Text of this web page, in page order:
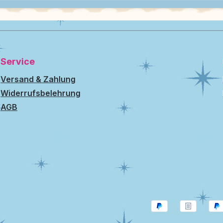
Service
Versand & Zahlung
Widerrufsbelehrung
AGB